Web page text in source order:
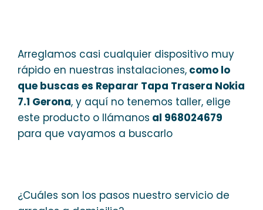
Arreglamos casi cualquier dispositivo muy
rápido en nuestras instalaciones, como lo
que buscas es Reparar Tapa Trasera Nokia
7.1 Gerona, y aquí no tenemos taller, elige
este producto o llámanos al 968024679
para que vayamos a buscarlo
¿Cuáles son los pasos nuestro servicio de